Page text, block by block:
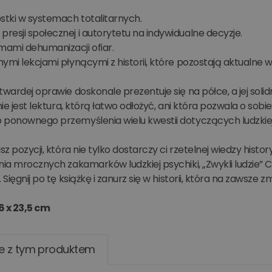
w systemach totalitarnych.
społecznej i autorytetu na indywidualne decyzje.
dehumanizacji ofiar.
lekcjami płynącymi z historii, które pozostają aktualne
oprawie doskonale prezentuje się na półce, a jej
jest lektura, którą łatwo odłożyć, ani która pozwala o
ponownego przemyślenia wielu kwestii dotyczących
pozycji, która nie tylko dostarczy ci rzetelnej wiedzy
mrocznych zakamarków ludzkiej psychiki, „Zwykli
Sięgnij po tę książkę i zanurz się w historii, która na zawsze
x 23,5 cm
z tym produktem
Niezbędne Wydajność Funkcjonalność Niesklasyfikowane
umożliwiają korzystanie z podstawowych funkcji strony internetowej, takich jak logowanie
niezbędnych plików cookie nie można prawidłowo korzystać ze strony internetowej.
Dostawca/
Okres
Opis
www.oczytani.pl
1 miesiąc
www.oczytani.pl
1 miesiąc
www.oczytani.pl
2 lata
Google